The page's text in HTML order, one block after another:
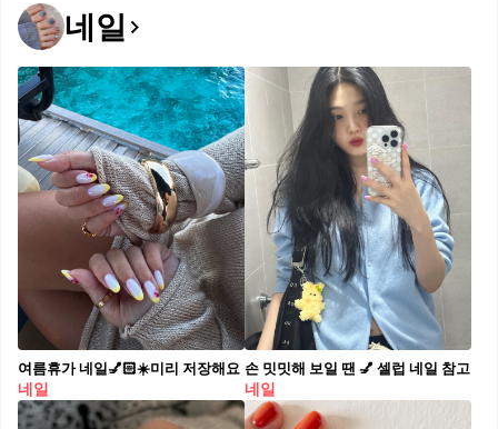
네일
여름휴가 네일💅🏻☀️미리 저장해요
네일
손 밋밋해 보일 땐 💅 셀럽 네일 참고
네일